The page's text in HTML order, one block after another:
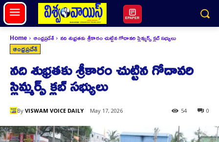
EPAPER
Home ఆంధ్రప్రదేశ్ నది శుభ్రతకు శ్రీకారం చుట్టిన గోదావరి స్లిమ్మర్స్ క్లబ్ సభ్యులు
ఆంధ్రప్రదేశ్
నది శుభ్రతకు శ్రీకారం చుట్టిన గోదావరి
స్లిమ్మర్స్ క్లబ్ సభ్యులు
By VISWAM VOICE DAILY May 17, 2026 0
54